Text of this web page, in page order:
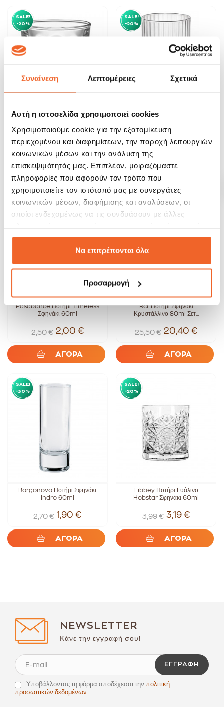
Συναίνεση Λεπτομέρειες Σχετικά
Αυτή η ιστοσελίδα χρησιμοποιεί cookies
Χρησιμοποιούμε cookie για την εξατομίκευση
περιεχομένου και διαφημίσεων, την παροχή λειτουργιών
κοινωνικών μέσων και την ανάλυση της
επισκεψιμότητάς μας. Επιπλέον, μοιραζόμαστε
πληροφορίες που αφορούν τον τρόπο που
χρησιμοποιείτε τον ιστότοπό μας με συνεργάτες
κοινωνικών μέσων, διαφήμισης και αναλύσεων, οι
οποίοι ενδεχομένως να τις συνδυάσουν με άλλες
έχουν συλλέξει σε σχέση με την από μέρους σας χρήση
των υπηρεσιών τους.Να επιτρέπονται όλα
Προσαρμογή
SALE!
-20%
ΑΓΟΡΑ
SALE!
-20%
Σφηνάκι America '20s...
2,32 €
ΑΓΟΡΑ
SALE!
Pasabahce Ποτήρι Timeless
Σφηνάκι 60ml
2,50 € 2,00 €
ΑΓΟΡΑ
SALE!
Rcr Ποτήρι Σφηνάκι
Κρυστάλλινο 80ml Σετ...
25,50 € 20,40 €
ΑΓΟΡΑ
SALE!
-30%
Borgonovo Ποτήρι Σφηνάκι
Indro 60ml
2,70 € 1,90 €
ΑΓΟΡΑ
SALE!
-20%
Libbey Ποτήρι Γυάλινο
Hobstar Σφηνάκι 60ml
3,99 € 3,19 €
ΑΓΟΡΑ
NEWSLETTER
Κάνε την εγγραφή σου!
ΕΓΓΡΑΦΉ
Υποβάλλοντας τη φόρμα αποδέχεσαι την πολιτική
προσωπικών δεδομένων